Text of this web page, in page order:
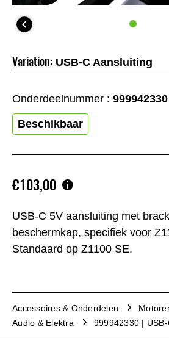
USB-C 5V aansluiting met
beschermkap, specifiek voor
Standaard op Z1100 SE.
€103,00
Variation: USB-C Aansluiting
Onderdeelnummer : 999942330
Beschikbaar
Accessoires & Onderdelen
Audio & Elektra
999942330 |